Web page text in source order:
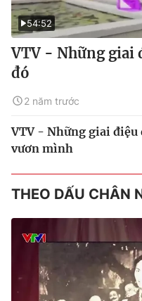
54:52
VTV - Những giai
đó
2 năm trước
VTV - Những giai điệu
vươn mình
THEO DẤU CHÂN